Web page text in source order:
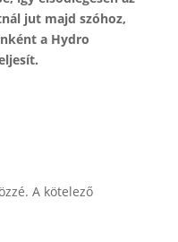
jut majd szóhoz,
a Hydro
A kötelező